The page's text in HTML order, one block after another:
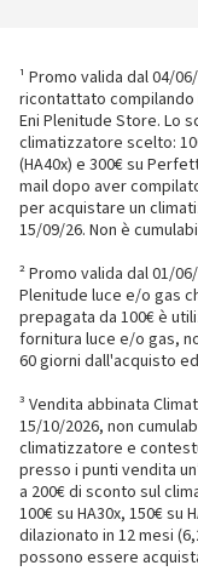
¹ Promo valida dal 04/
ricontattato compilando
Eni Plenitude Store. Lo
climatizzatore scelto:
(HA40x) e 300€ su
mail dopo aver
per acquistare un
15/09/26. Non è
² Promo valida dal 01/
Plenitude luce e/o gas
prepagata da 100€ è
fornitura luce e/o gas,
60 giorni dall'acquisto
³ Vendita abbinata
15/10/2026, non
climatizzatore e
presso i punti vendita
a 200€ di sconto sul
100€ su HA30x, 150€ su
dilazionato in 12 mesi
possono essere